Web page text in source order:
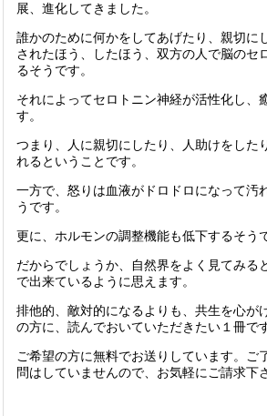
展、進化してきました。
誰かのために何かをしてあげたり、親切に
されたほう、したほう、双方の人で脳のセ
るそうです。
それによってセロトニン神経が活性化し、
す。
つまり、人に親切にしたり、人助けをした
れるということです。
一方で、怒りは血液がドロドロになって汚
うです。
更に、ホルモンの調整機能も低下するそう
だからでしょうか、自然界をよく見てみる
で出来ているように思えます。
排他的、敵対的になるよりも、共生を心が
の方に、読んでおいていただきたい１冊です
ご希望の方に無料でお送りしています。ご
問はしていませんので、お気軽にご請求下